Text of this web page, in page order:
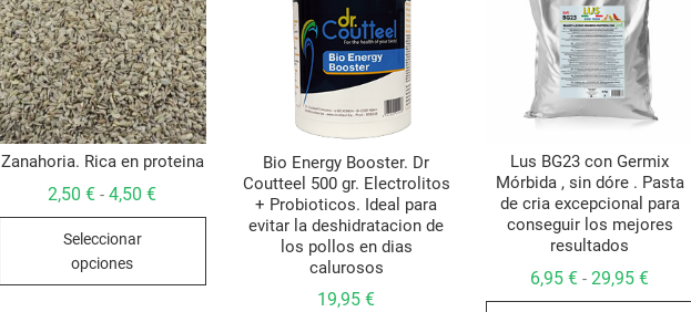
Zanahoria. Rica en proteina
2,50€ - 4,50€Rango
4,50 €
Seleccionar
opciones
Este
Bio Energy Booster. Dr
Coutteel 500 gr. Electrolitos
+ Probioticos. Ideal para
evitar la deshidratacion de
los pollos en dias
calurosos
19,95€
Lus BG23 con Germix
Mórbida , sin dóre . Pasta
de cria excepcional para
conseguir los mejores
resultados
6,95€ - 29,95€Rango